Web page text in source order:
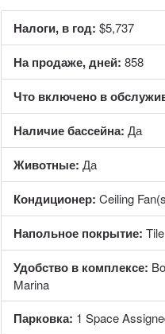
Налоги, в год: $5,737
На продаже, дней: 858
Что включено в
Наличие бассейна: Да
Животные: Да
Кондиционер: Ceiling
Напольное покрытие: Tile
Удобство в комплексе:
Marina
Парковка: 1 Space